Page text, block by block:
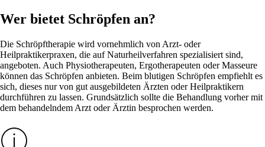
Wer bietet Schröpfen an?
Die Schröpftherapie wird vornehmlich von Arzt- oder
Heilpraktikerpraxen, die auf Naturheilverfahren spezialisiert sind,
angeboten. Auch Physiotherapeuten, Ergotherapeuten oder Masseure
können das Schröpfen anbieten. Beim blutigen Schröpfen empfiehlt es
sich, dieses nur von gut ausgebildeten Ärzten oder Heilpraktikern
durchführen zu lassen. Grundsätzlich sollte die Behandlung vorher mit
dem behandelndem Arzt oder Ärztin besprochen werden.